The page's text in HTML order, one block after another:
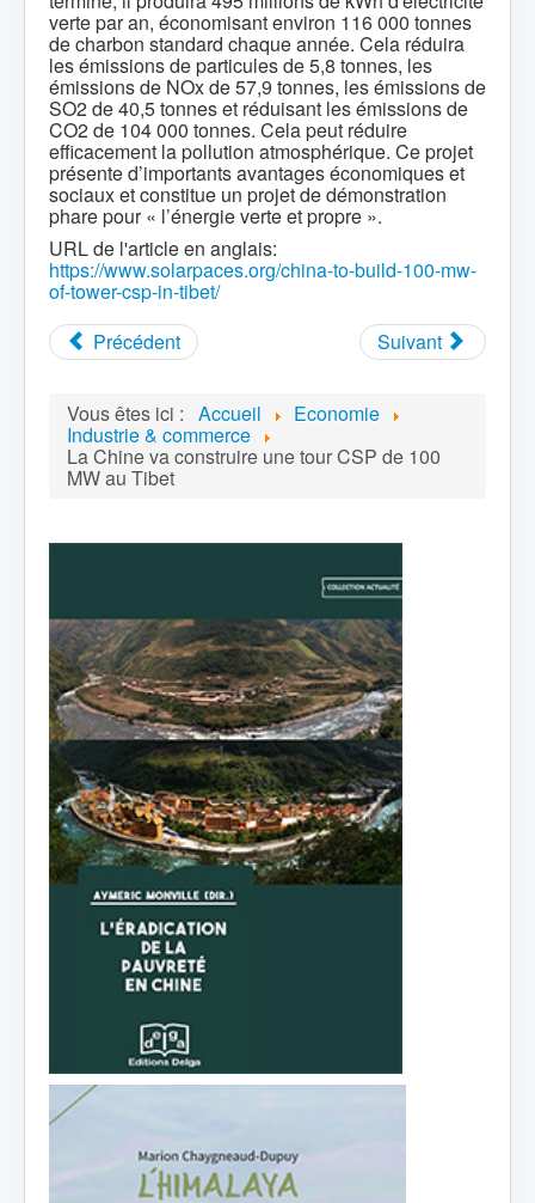
verte par an, économisant environ 116 000 tonnes
de charbon standard chaque année. Cela réduira
les émissions de particules de 5,8 tonnes, les
émissions de NOx de 57,9 tonnes, les émissions de
SO2 de 40,5 tonnes et réduisant les émissions de
CO2 de 104 000 tonnes. Cela peut réduire
efficacement la pollution atmosphérique. Ce projet
présente d’importants avantages économiques et
sociaux et constitue un projet de démonstration
phare pour « l’énergie verte et propre ».
URL de l'article en anglais:
https://www.solarpaces.org/china-to-build-100-mw-
of-tower-csp-in-tibet/
Précédent
Suivant
Vous êtes ici : Accueil Economie
Industrie & commerce
La Chine va construire une tour CSP de 100
MW au Tibet